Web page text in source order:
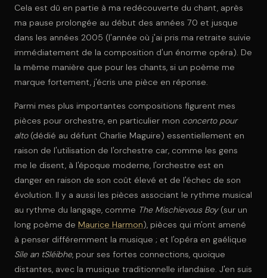
Cela est dû en partie à ma redécouverte du chant, après
ma pause prolongée au début des années 70 et jusque
dans les années 2005 (l'année où j'ai pris ma retraite suivie
immédiatement de la composition d'un énorme opéra). De
la même manière que pour les chants, si un poème me
marque fortement, j'écris une pièce en réponse.
Parmi mes plus importantes compositions figurent mes
pièces pour orchestre, en particulier mon concerto pour
alto(dédié au défunt Charlie Maguire) essentiellement en
raison de l'utilisation de l'orchestre car, comme les gens
me le disent, à l'époque moderne, l'orchestre est en
danger en raison de son coût élevé et de l'échec de son
évolution. Il y a aussi les pièces associant le rythme musical
au rythme du langage, comme The Mischievous Boy(sur un
long poème de Maurice Harmon), pièces qui m'ont amené
à penser différemment la musique ; et l'opéra en gaélique
Síle an tSléibhe, pour ses fortes connections, quoique
distantes, avec la musique traditionnelle irlandaise. J'en suis